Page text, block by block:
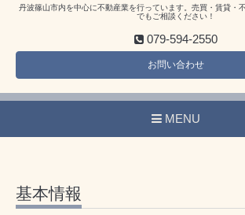
丹波篠山市内を中心に不動産業を行っています。売買・賃貸・
でもご相談ください！
079-594-2550
お問い合わせ
MENU
基本情報